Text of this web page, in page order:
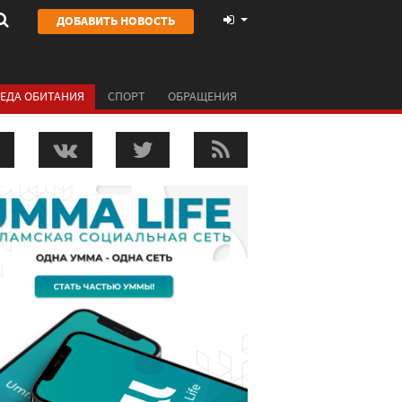
ДОБАВИТЬ НОВОСТЬ
ОБИТАНИЯ СПОРТ ОБРАЩЕНИЯ